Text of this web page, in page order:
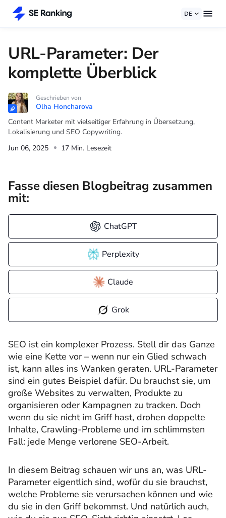
DE
URL-Parameter: Der
komplette Überblick
Geschrieben von
Olha Honcharova
Content Marketer mit vielseitiger Erfahrung in Übersetzung,
Lokalisierung und SEO Copywriting.
Jun 06, 2025
17 Min. Lesezeit
Fasse diesen Blogbeitrag zusammen
mit:
ChatGPT
Perplexity
Claude
Grok
SEO ist ein komplexer Prozess. Stell dir das Ganze
wie eine Kette vor – wenn nur ein Glied schwach
ist, kann alles ins Wanken geraten. URL-Parameter
sind ein gutes Beispiel dafür. Du brauchst sie, um
große Websites zu verwalten, Produkte zu
organisieren oder Kampagnen zu tracken. Doch
wenn du sie nicht im Griff hast, drohen doppelte
Inhalte, Crawling-Probleme und im schlimmsten
Fall: jede Menge verlorene SEO-Arbeit.
In diesem Beitrag schauen wir uns an, was URL-
Parameter eigentlich sind, wofür du sie brauchst,
welche Probleme sie verursachen können und wie
du sie in den Griff bekommst. Und natürlich auch,